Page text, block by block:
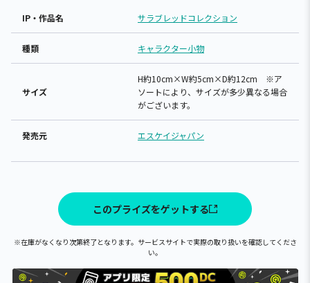
IP・作品名 サラブレッドコレクション
種類 キャラクター小物
サイズ
H約10cm×W約5cm×D約12cm ※ア
ソートにより、サイズが多少異なる場合
がございます。
発売元 エスケイジャパン
このプライズをゲットする
※在庫がなくなり次第終了となります。サービスサイトで実際の取り扱いを確認してくださ
い。